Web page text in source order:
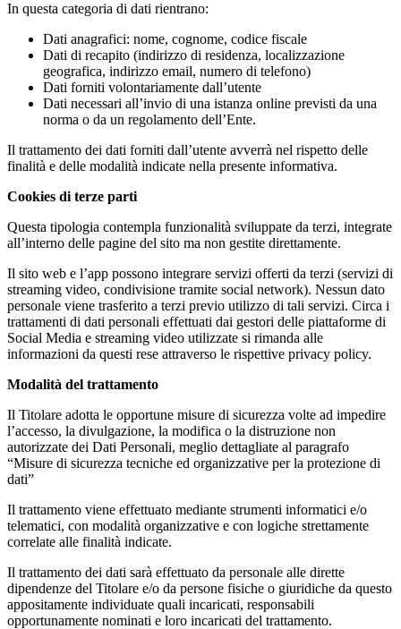
In questa categoria di dati rientrano:
Dati anagrafici: nome, cognome, codice fiscale
Dati di recapito (indirizzo di residenza, localizzazione
geografica, indirizzo email, numero di telefono)
Dati forniti volontariamente dall’utente
Dati necessari all’invio di una istanza online previsti da una
norma o da un regolamento dell’Ente.
Il trattamento dei dati forniti dall’utente avverrà nel rispetto delle
finalità e delle modalità indicate nella presente informativa.
Cookies di terze parti
Questa tipologia contempla funzionalità sviluppate da terzi, integrate
all’interno delle pagine del sito ma non gestite direttamente.
Il sito web e l’app possono integrare servizi offerti da terzi (servizi di
streaming video, condivisione tramite social network). Nessun dato
personale viene trasferito a terzi previo utilizzo di tali servizi. Circa i
trattamenti di dati personali effettuati dai gestori delle piattaforme di
Social Media e streaming video utilizzate si rimanda alle
informazioni da questi rese attraverso le rispettive privacy policy.
Modalità del trattamento
Il Titolare adotta le opportune misure di sicurezza volte ad impedire
l’accesso, la divulgazione, la modifica o la distruzione non
autorizzate dei Dati Personali, meglio dettagliate al paragrafo
“Misure di sicurezza tecniche ed organizzative per la protezione di
dati”
Il trattamento viene effettuato mediante strumenti informatici e/o
telematici, con modalità organizzative e con logiche strettamente
correlate alle finalità indicate.
Il trattamento dei dati sarà effettuato da personale alle dirette
dipendenze del Titolare e/o da persone fisiche o giuridiche da questo
appositamente individuate quali incaricati, responsabili
opportunamente nominati e loro incaricati del trattamento.